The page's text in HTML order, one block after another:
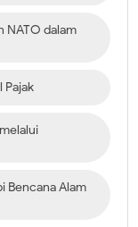
NATO dalam
Pajak
Bencana Alam